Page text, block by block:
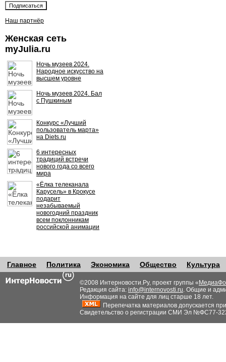
Наш партнёр
Женская сеть
myJulia.ru
Ночь музеев 2024.
Народное искусство на
высшем уровне
Ночь музеев 2024. Бал
с Пушкиным
Конкурс «Лучший
пользователь марта»
на Diets.ru
6 интересных
традиций встречи
нового года со всего
мира
«Ёлка телеканала
Карусель» в Крокусе
подарит
незабываемый
новогодний праздник
всем поклонникам
российской анимации
Главное Политика Экономика Общество Культура
©2008 Интерновости.Ру, проект группы «
Редакция сайта: info@internovosti.ru. Общие и
Информация на сайте для лиц старше 18 лет.
Перепечатка материалов допускается
Свидетельство о регистрации СМИ Эл №ФС77-